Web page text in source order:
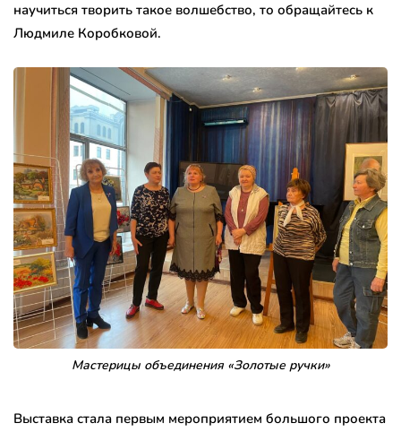
научиться творить такое волшебство, то обращайтесь к
Людмиле Коробковой.
Мастерицы объединения «Золотые ручки»
Выставка стала первым мероприятием большого проекта